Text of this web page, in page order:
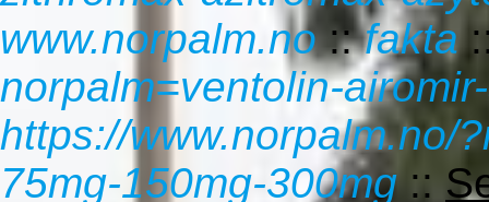
www.norpalm.no::fakta
norpalm=ventolin-
https://www.norpalm.no/
75mg-150mg-300mg::